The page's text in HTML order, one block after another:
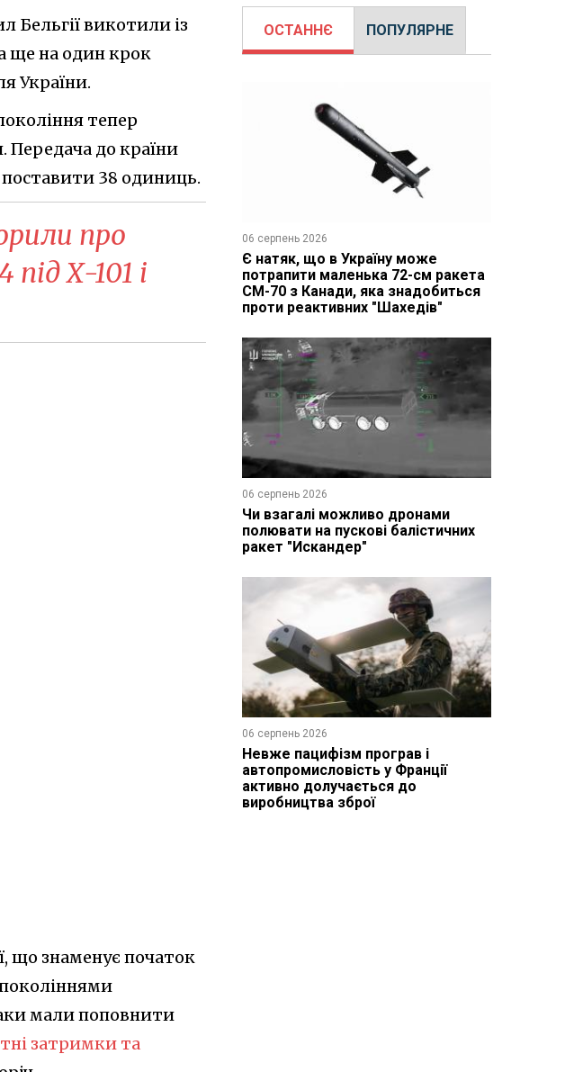
Бельгії викотили із
ще на один крок
України.
тепер
Передача до країни
поставити 38 одиниць.
про
під Х-101 і
що знаменує початок
мали поповнити
затримки та
ОСТАННЄ ПОПУЛЯРНЕ
06 серпень 2026
Є натяк, що в Україну може
потрапити маленька 72-см ракета
CM-70 з Канади, яка знадобиться
проти реактивних "Шахедів"
06 серпень 2026
Чи взагалі можливо дронами
полювати на пускові балістичних
ракет "Искандер"
06 серпень 2026
Невже пацифізм програв і
автопромисловість у Франції
активно долучається до
виробництва зброї